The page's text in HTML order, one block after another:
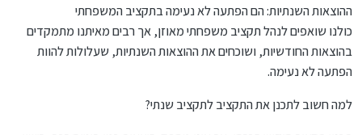
ההוצאות השנתיות: הם הפתעה לא נעימה בתקציב המשפחתי
כולנו שואפים לנהל תקציב משפחתי מאוזן, אך רבים מאיתנו מתמקדים
בהוצאות החודשיות, ושוכחים את ההוצאות השנתיות, שעלולות להוות
הפתעה לא נעימה.
למה חשוב לתכנן את התקציב לתקציב שנתי?